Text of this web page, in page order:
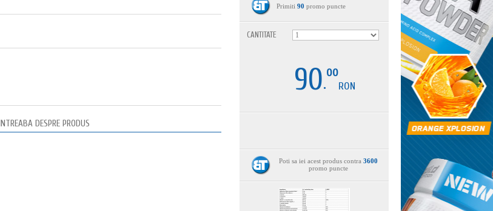
INTREABA DESPRE PRODUS
Primiti 90 promo puncte
CANTITATE
90.
00
RON
Poti sa iei acest produs contra 3600
promo puncte